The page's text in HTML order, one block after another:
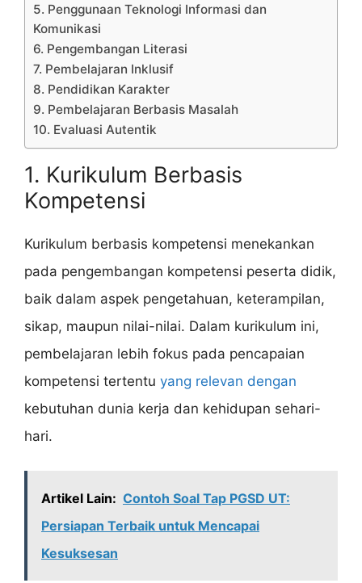
5. Penggunaan Teknologi Informasi dan
Komunikasi
6. Pengembangan Literasi
7. Pembelajaran Inklusif
8. Pendidikan Karakter
9. Pembelajaran Berbasis Masalah
10. Evaluasi Autentik
1. Kurikulum Berbasis
Kompetensi
Kurikulum berbasis kompetensi menekankan
pada pengembangan kompetensi peserta didik,
baik dalam aspek pengetahuan, keterampilan,
sikap, maupun nilai-nilai. Dalam kurikulum ini,
pembelajaran lebih fokus pada pencapaian
kompetensi tertentu yang relevan dengan
kebutuhan dunia kerja dan kehidupan sehari-
hari.
Artikel Lain: Contoh Soal Tap PGSD UT:
Persiapan Terbaik untuk Mencapai
Kesuksesan